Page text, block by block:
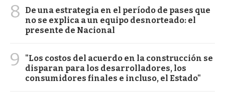
8
De una estrategia en el período de pases que
no se explica a un equipo desnorteado: el
presente de Nacional
9
"Los costos del acuerdo en la construcción se
disparan para los desarrolladores, los
consumidores finales e incluso, el Estado"